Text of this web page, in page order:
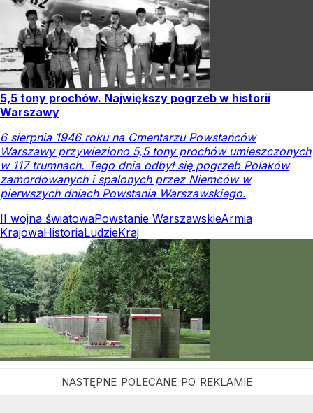
5,5 tony prochów. Największy pogrzeb w historii
Warszawy
6 sierpnia 1946 roku na Cmentarzu Powstańców
Warszawy przywieziono 5,5 tony prochów umieszczonych
w 117 trumnach. Tego dnia odbył się pogrzeb Polaków
zamordowanych i spalonych przez Niemców w
pierwszych dniach Powstania Warszawskiego.
II wojna światowaPowstanie WarszawskieArmia
KrajowaHistoriaLudzieKraj